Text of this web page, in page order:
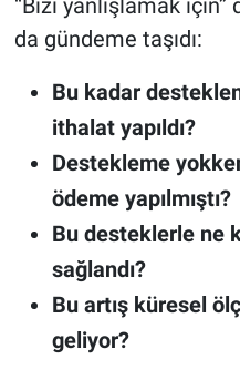
“Bizi yanlışlamak
da gündeme taşıdı:
Bu kadar
ithalat yapıldı?
Destekleme
ödeme yapılmıştı?
Bu desteklerle ne
sağlandı?
Bu artış küresel
geliyor?